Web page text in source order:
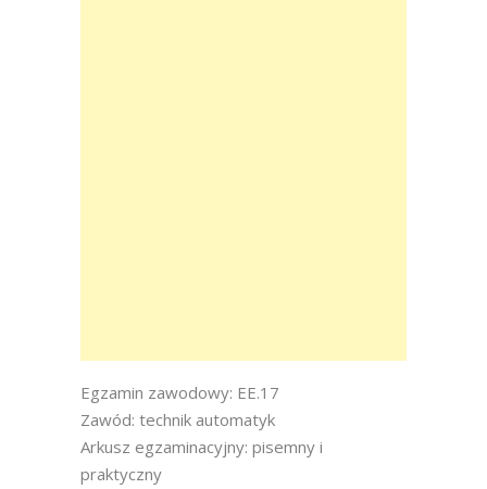
Egzamin zawodowy: EE.17
Zawód: technik automatyk
Arkusz egzaminacyjny: pisemny i
praktyczny